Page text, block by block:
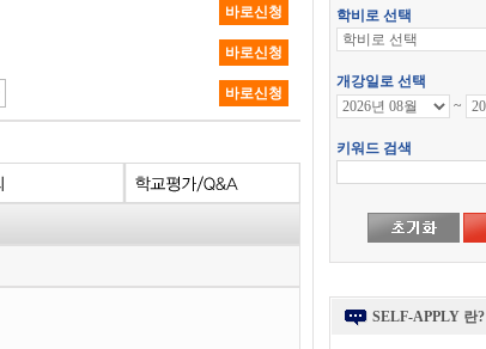
바로신청
바로신청
바로신청
SELF-APPLY 란?